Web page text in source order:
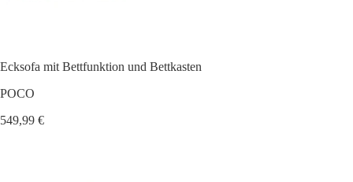
Ecksofa mit Bettfunktion und Bettkasten
POCO
549,99 €